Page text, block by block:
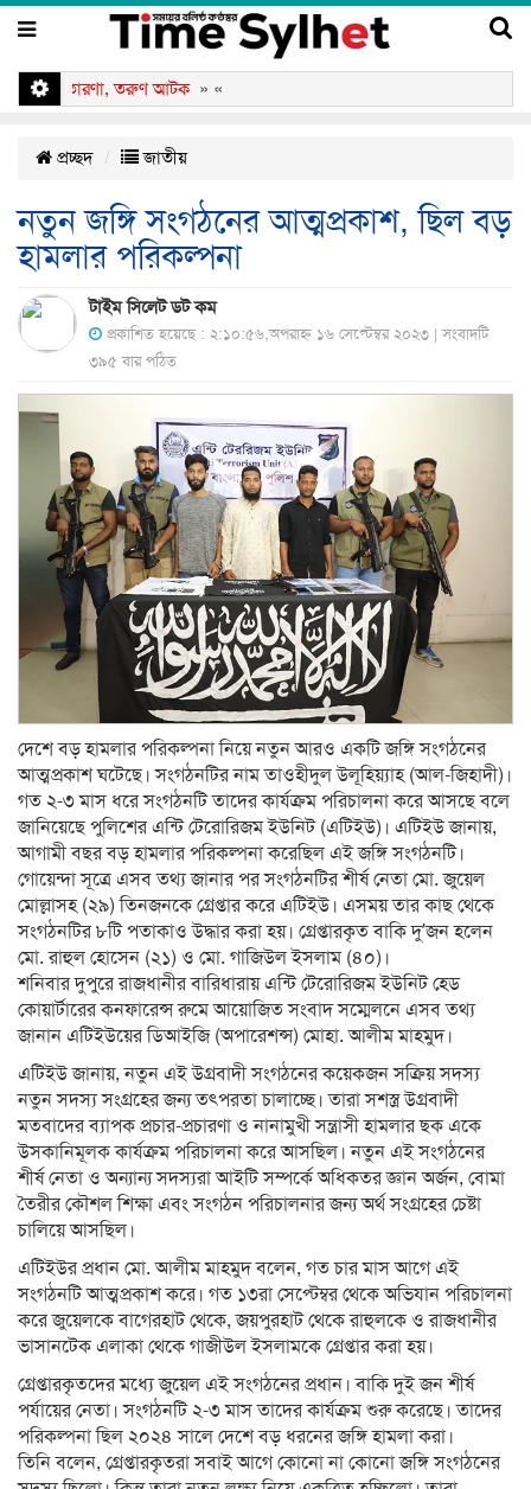
প্রতারণা, তরুণ আটক» «
প্রচ্ছদ জাতীয়
নতুন জঙ্গি সংগঠনের আত্মপ্রকাশ, ছিল বড়
হামলার পরিকল্পনা
টাইম সিলেট ডট কম
প্রকাশিত হয়েছে : ২:১০:৫৬,অপরাহ্ন ১৬ সেপ্টেম্বর ২০২৩ | সংবাদটি
৩৯৫ বার পঠিত
দেশে বড় হামলার পরিকল্পনা নিয়ে নতুন আরও একটি জঙ্গি সংগঠনের
আত্মপ্রকাশ ঘটেছে। সংগঠনটির নাম তাওহীদুল উলূহিয়্যাহ (আল-জিহাদী)।
গত ২-৩ মাস ধরে সংগঠনটি তাদের কার্যক্রম পরিচালনা করে আসছে বলে
জানিয়েছে পুলিশের এন্টি টেরোরিজম ইউনিট (এটিইউ)। এটিইউ জানায়,
আগামী বছর বড় হামলার পরিকল্পনা করেছিল এই জঙ্গি সংগঠনটি।
গোয়েন্দা সূত্রে এসব তথ্য জানার পর সংগঠনটির শীর্ষ নেতা মো. জুয়েল
মোল্লাসহ (২৯) তিনজনকে গ্রেপ্তার করে এটিইউ। এসময় তার কাছ থেকে
সংগঠনটির ৮টি পতাকাও উদ্ধার করা হয়। গ্রেপ্তারকৃত বাকি দু’জন হলেন
মো. রাহুল হোসেন (২১) ও মো. গাজিউল ইসলাম (৪০)।
শনিবার দুপুরে রাজধানীর বারিধারায় এন্টি টেরোরিজম ইউনিট হেড
কোয়ার্টারের কনফারেন্স রুমে আয়োজিত সংবাদ সম্মেলনে এসব তথ্য
জানান এটিইউয়ের ডিআইজি (অপারেশন্স) মোহা. আলীম মাহমুদ।
এটিইউ জানায়, নতুন এই উগ্রবাদী সংগঠনের কয়েকজন সক্রিয় সদস্য
নতুন সদস্য সংগ্রহের জন্য তৎপরতা চালাচ্ছে। তারা সশস্ত্র উগ্রবাদী
মতবাদের ব্যাপক প্রচার-প্রচারণা ও নানামুখী সন্ত্রাসী হামলার ছক একে
উসকানিমূলক কার্যক্রম পরিচালনা করে আসছিল। নতুন এই সংগঠনের
শীর্ষ নেতা ও অন্যান্য সদস্যরা আইটি সম্পর্কে অধিকতর জ্ঞান অর্জন, বোমা
তৈরীর কৌশল শিক্ষা এবং সংগঠন পরিচালনার জন্য অর্থ সংগ্রহের চেষ্টা
চালিয়ে আসছিল।
এটিইউর প্রধান মো. আলীম মাহমুদ বলেন, গত চার মাস আগে এই
সংগঠনটি আত্মপ্রকাশ করে। গত ১৩রা সেপ্টেম্বর থেকে অভিযান পরিচালনা
করে জুয়েলকে বাগেরহাট থেকে, জয়পুরহাট থেকে রাহুলকে ও রাজধানীর
ভাসানটেক এলাকা থেকে গাজীউল ইসলামকে গ্রেপ্তার করা হয়।
গ্রেপ্তারকৃতদের মধ্যে জুয়েল এই সংগঠনের প্রধান। বাকি দুই জন শীর্ষ
পর্যায়ের নেতা। সংগঠনটি ২-৩ মাস তাদের কার্যক্রম শুরু করেছে। তাদের
পরিকল্পনা ছিল ২০২৪ সালে দেশে বড় ধরনের জঙ্গি হামলা করা।
তিনি বলেন, গ্রেপ্তারকৃতরা সবাই আগে কোনো না কোনো জঙ্গি সংগঠনের